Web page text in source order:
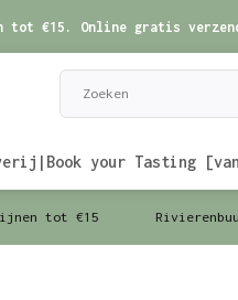
€15. Online gratis
your Tasting
tot €15